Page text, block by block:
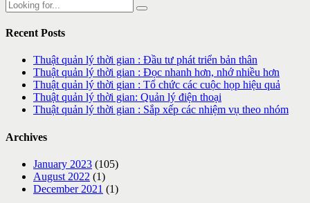
Recent Posts
Thuật quản lý thời gian : Đầu tư phát triển bản thân
Thuật quản lý thời gian : Đọc nhanh hơn, nhớ nhiều hơn
Thuật quản lý thời gian : Tổ chức các cuộc họp hiệu quả
Thuật quản lý thời gian: Quản lý điện thoại
Thuật quản lý thời gian : Sắp xếp các nhiệm vụ theo nhóm
Archives
January 2023 (105)
August 2022 (1)
December 2021 (1)